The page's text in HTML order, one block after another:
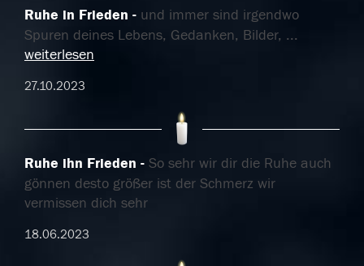
Ruhe in Frieden
und immer sind irgendwo
Spuren deines Lebens, Gedanken, Bilder, ...
weiterlesen
27.10.2023
Ruhe ihn Frieden
So sehr wir dir die Ruhe auch
gönnen desto größer ist der Schmerz wir
vermissen dich sehr
18.06.2023